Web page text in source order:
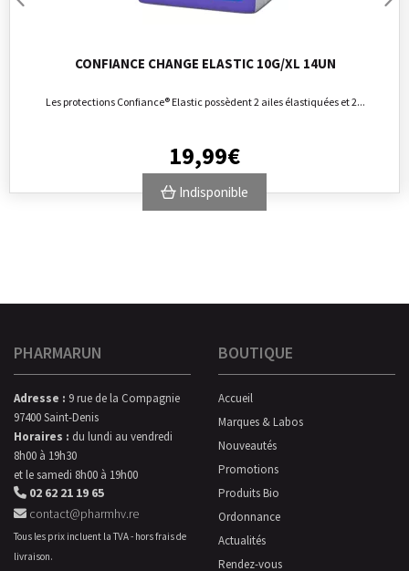
CONFIANCE CHANGE ELASTIC 10G/XL 14UN
Les protections Confiance® Elastic possèdent 2 ailes élastiquées et 2...
19,99€
Indisponible
PHARMARUN
Adresse : 9 rue de la Compagnie
97400 Saint-Denis
Horaires : du lundi au vendredi
8h00 à 19h30
et le samedi 8h00 à 19h00
02 62 21 19 65
contact@pharmhv.re
Tous les prix incluent la TVA - hors frais de
livraison.
BOUTIQUE
Accueil
Marques & Labos
Nouveautés
Promotions
Produits Bio
Ordonnance
Actualités
Rendez-vous